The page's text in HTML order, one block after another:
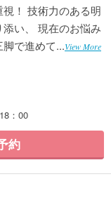
！ 技術力のある明
い、 現在のお悩み
で進めて...View More
：00
約